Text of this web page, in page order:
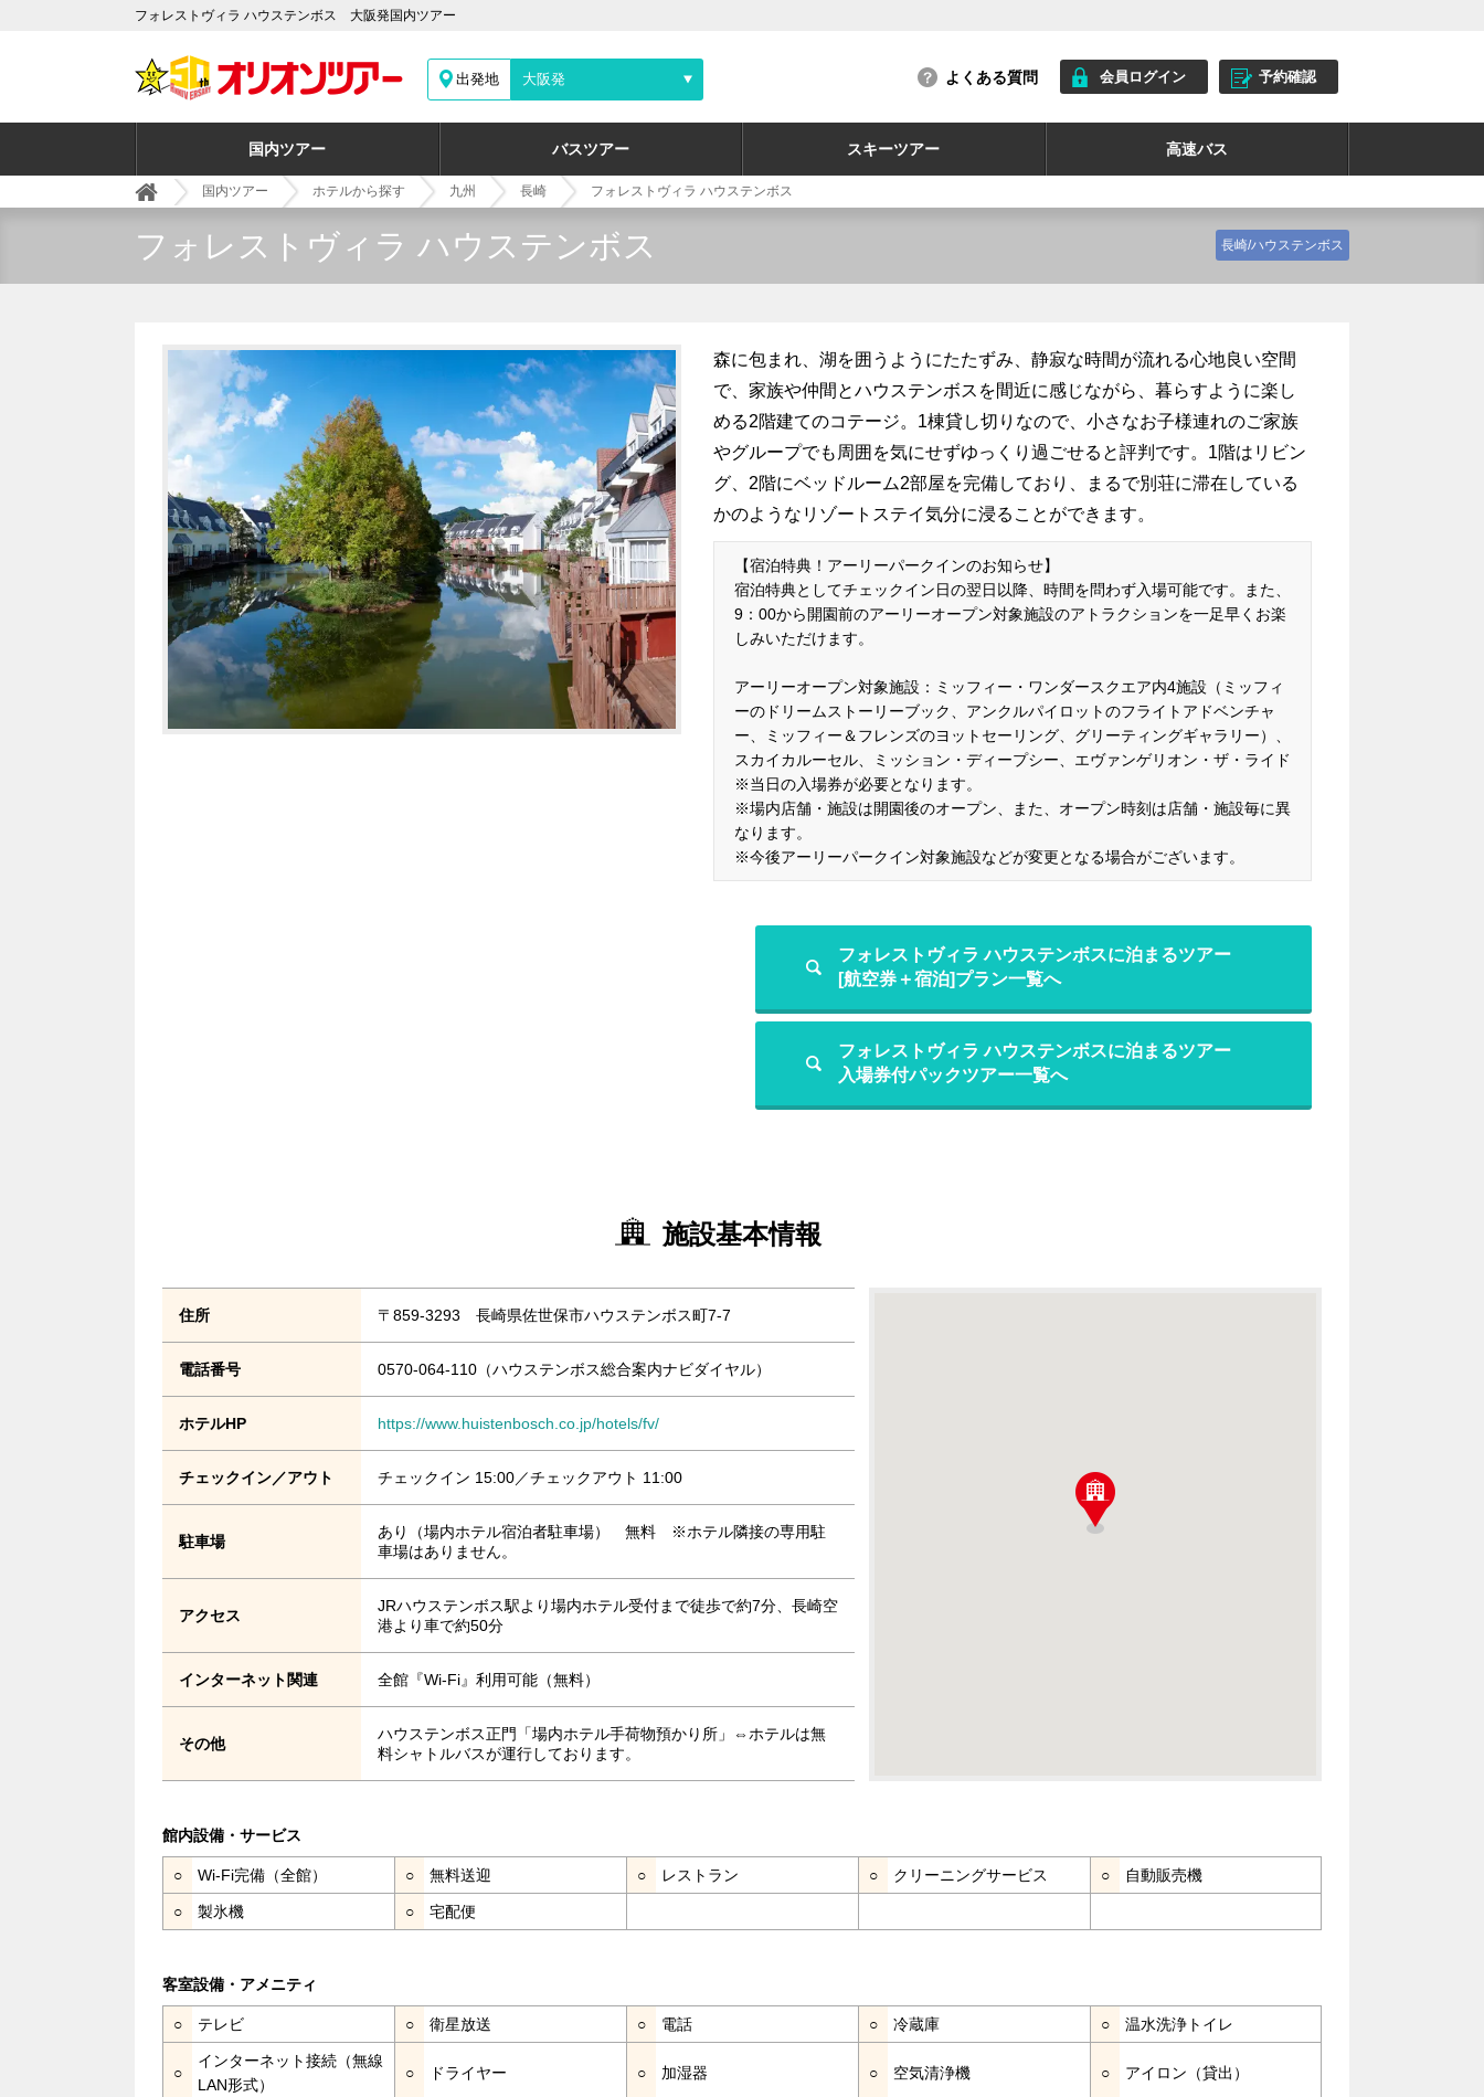
フォレストヴィラ ハウステンボス 大阪発国内ツアー
出発地 大阪発 よくある質問 会員ログイン 予約確認
国内ツアー バスツアー スキーツアー 高速バス
国内ツアー ホテルから探す 九州 長崎 フォレストヴィラ ハウステンボス
フォレストヴィラ ハウステンボス 長崎/ハウステンボス
森に包まれ、湖を囲うようにたたずみ、静寂な時間が流れる心地良い空間
で、家族や仲間とハウステンボスを間近に感じながら、暮らすように楽し
める2階建てのコテージ。1棟貸し切りなので、小さなお子様連れのご家族
やグループでも周囲を気にせずゆっくり過ごせると評判です。1階はリビン
グ、2階にベッドルーム2部屋を完備しており、まるで別荘に滞在している
かのようなリゾートステイ気分に浸ることができます。
【宿泊特典！アーリーパークインのお知らせ】
宿泊特典としてチェックイン日の翌日以降、時間を問わず入場可能です。また、
9：00から開園前のアーリーオープン対象施設のアトラクションを一足早くお楽
しみいただけます。
アーリーオープン対象施設：ミッフィー・ワンダースクエア内4施設（ミッフィ
ーのドリームストーリーブック、アンクルパイロットのフライトアドベンチャ
ー、ミッフィー＆フレンズのヨットセーリング、グリーティングギャラリー）、
スカイカルーセル、ミッション・ディープシー、エヴァンゲリオン・ザ・ライド
※当日の入場券が必要となります。
※場内店舗・施設は開園後のオープン、また、オープン時刻は店舗・施設毎に異
なります。
※今後アーリーパークイン対象施設などが変更となる場合がございます。
フォレストヴィラ ハウステンボスに泊まるツアー
[航空券＋宿泊]プラン一覧へ
フォレストヴィラ ハウステンボスに泊まるツアー
入場券付パックツアー一覧へ
施設基本情報
住所 〒859-3293 長崎県佐世保市ハウステンボス町7-7
電話番号 0570-064-110（ハウステンボス総合案内ナビダイヤル）
ホテルHP https://www.huistenbosch.co.jp/hotels/fv/
チェックイン／アウト チェックイン 15:00／チェックアウト 11:00
駐車場
あり（場内ホテル宿泊者駐車場） 無料 ※ホテル隣接の専用駐
車場はありません。
アクセス
JRハウステンボス駅より場内ホテル受付まで徒歩で約7分、長崎空
港より車で約50分
インターネット関連 全館『Wi-Fi』利用可能（無料）
その他
ハウステンボス正門「場内ホテル手荷物預かり所」⇔ホテルは無
料シャトルバスが運行しております。
館内設備・サービス
○ Wi-Fi完備（全館） ○ 無料送迎 ○ レストラン ○ クリーニングサービス ○ 自動販売機
○ 製氷機 ○ 宅配便
客室設備・アメニティ
○ テレビ ○ 衛星放送 ○ 電話 ○ 冷蔵庫 ○ 温水洗浄トイレ
○
インターネット接続（無線
LAN形式）
○ ドライヤー ○ 加湿器 ○ 空気清浄機 ○ アイロン（貸出）